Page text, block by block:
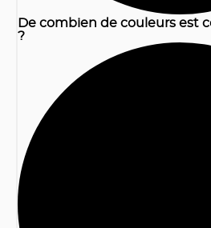
De combien de couleurs est
?